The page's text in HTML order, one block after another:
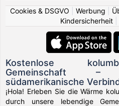
Cookies & DSGVO
Werbung
Kindersicherheit
Kostenlose
Gemeinschaft –
südamerikanische
¡Hola! Erleben Sie die Wärme
durch unsere lebendige